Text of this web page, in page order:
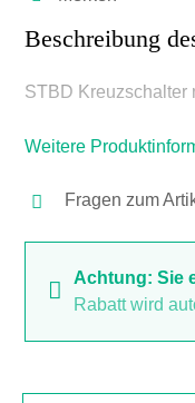
Beschreibung
STBD Kreuzschalter
Weitere
Fragen zum
Achtung: Sie
Rabatt wird